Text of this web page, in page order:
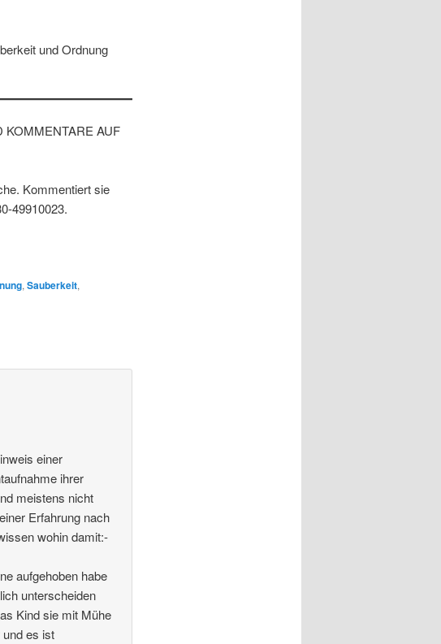
und Ordnung
AUF
Kommentiert sie
49910023.
, Sauberkeit,
einer
ihrer
meistens nicht
Erfahrung nach
wohin damit:-
aufgehoben habe
unterscheiden
Kind sie mit Mühe
es ist